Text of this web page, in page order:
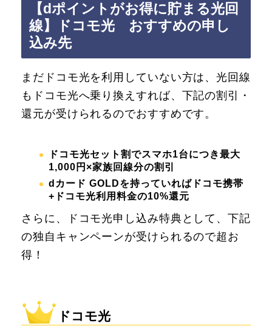
【dポイントがお得に貯まる光回
線】ドコモ光 おすすめの申し
込み先
まだドコモ光を利用していない方は、光回線
もドコモ光へ乗り換えすれば、下記の割引・
還元が受けられるのでおすすめです。
ドコモ光セット割でスマホ1台につき最大
1,000円×家族回線分の割引
dカード GOLDを持っていればドコモ携帯
+ドコモ光利用料金の10%還元
さらに、ドコモ光申し込み特典として、下記
の独自キャンペーンが受けられるので超お
得！
ドコモ光